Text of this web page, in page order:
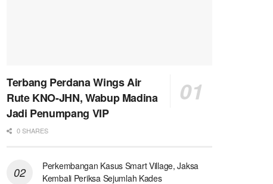
Terbang Perdana Wings Air
Rute KNO-JHN, Wabup Madina
Jadi Penumpang VIP
0 SHARES
Perkembangan Kasus Smart Village, Jaksa
Kembali Periksa Sejumlah Kades